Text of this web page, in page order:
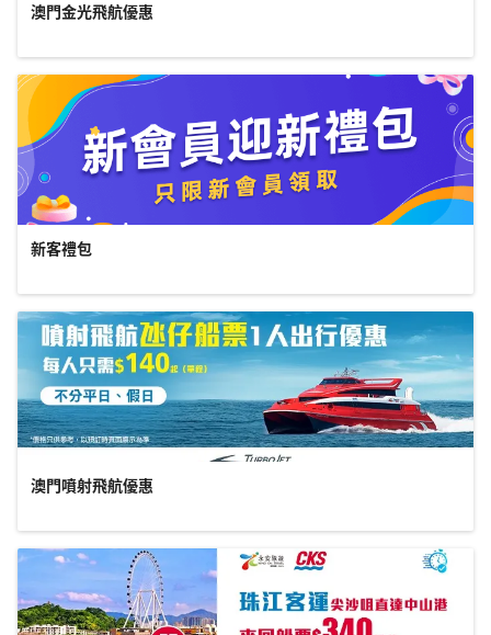
澳門金光飛航優惠
新客禮包
澳門噴射飛航優惠